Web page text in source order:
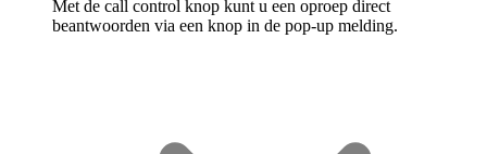
Met de call control knop kunt u een oproep direct
beantwoorden via een knop in de pop-up melding.